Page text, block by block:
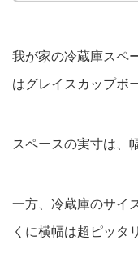
我が家の冷蔵庫スペ
はグレイスカップボ
スペースの実寸は、
一方、冷蔵庫のサイ
くに横幅は超ピッタ